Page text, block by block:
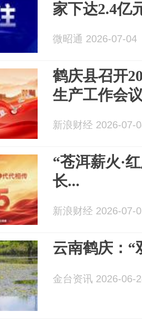
家下达2.4亿
微昭通 2026-07-04
鹤庆县召开
生产工作会
新浪财经 2026-07-
“苍洱薪火·
长...
新浪财经 2026-07-
云南鹤庆：“
金台资讯 2026-06-